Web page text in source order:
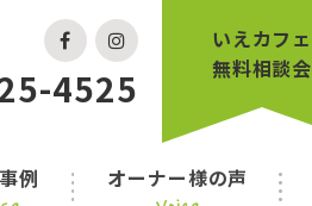
4525
いえカフェ
無料相談会
例 オーナー様の声